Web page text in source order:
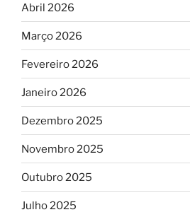
Abril 2026
Março 2026
Fevereiro 2026
Janeiro 2026
Dezembro 2025
Novembro 2025
Outubro 2025
Julho 2025